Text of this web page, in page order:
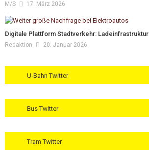
M/s 17. März 2026
Digitale Plattform Stadtverkehr: Ladeinfrastruktur
Redaktion 20. Januar 2026
U-Bahn Twitter
Bus Twitter
Tram Twitter